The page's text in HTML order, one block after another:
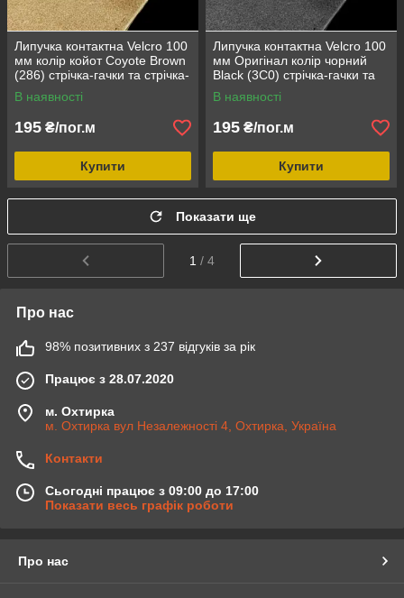
Липучка контактна Velcro 100
мм колір койот Coyote Brown
(286) стрічка-гачки та стрічка-
петлі комплект loop/hook
В наявності
195 ₴/пог.м
Купити
Липучка контактна Velcro 100
мм Оригінал колір чорний
Black (3C0) стрічка-гачки та
стрічка-петлі комплект
loop/hook
В наявності
195 ₴/пог.м
Купити
Показати ще
1 / 4
Про нас
98% позитивних з 237 відгуків за рік
Працює з 28.07.2020
м. Охтирка
м. Охтирка вул Незалежності 4, Охтирка, Україна
Контакти
Сьогодні працює з 09:00 до 17:00
Показати весь графік роботи
Про нас